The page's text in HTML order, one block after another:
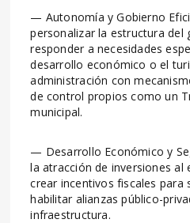
— Autonomía y Gobierno
personalizar la estructura del
responder a necesidades
desarrollo económico o el
administración con
de control propios como un
municipal.
— Desarrollo Económico y
la atracción de inversiones al
crear incentivos fiscales para
habilitar alianzas público-
infraestructura.